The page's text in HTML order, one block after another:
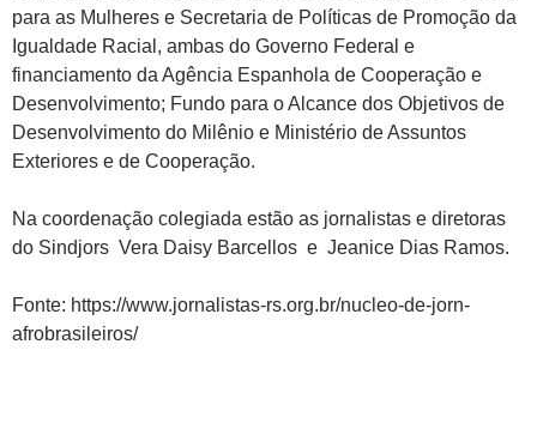
para as Mulheres e Secretaria de Políticas de Promoção da
Igualdade Racial, ambas do Governo Federal e
financiamento da Agência Espanhola de Cooperação e
Desenvolvimento; Fundo para o Alcance dos Objetivos de
Desenvolvimento do Milênio e Ministério de Assuntos
Exteriores e de Cooperação.
Na coordenação colegiada estão as jornalistas e diretoras
do Sindjors Vera Daisy Barcellos e Jeanice Dias Ramos.
Fonte: https://www.jornalistas-rs.org.br/nucleo-de-jorn-
afrobrasileiros/